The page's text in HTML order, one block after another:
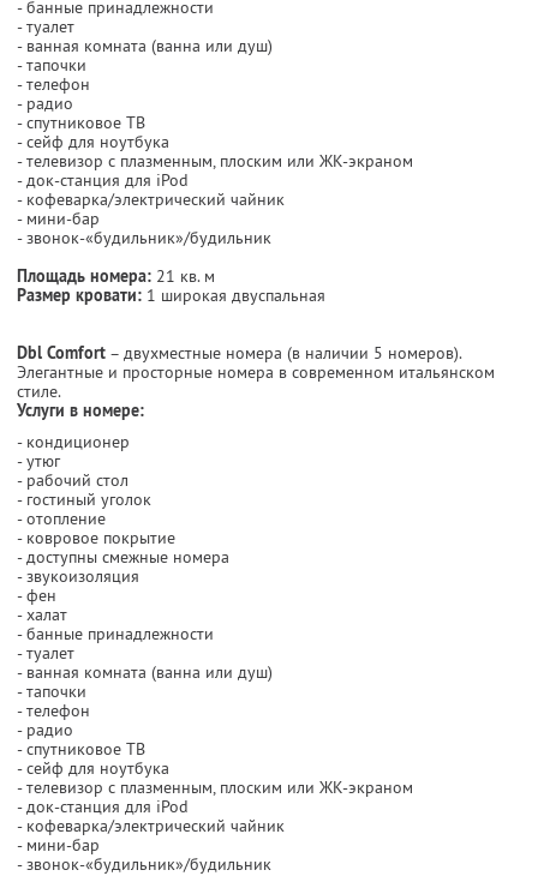
- банные принадлежности
- туалет
- ванная комната (ванна или душ)
- тапочки
- телефон
- радио
- спутниковое ТВ
- сейф для ноутбука
- телевизор с плазменным, плоским или ЖК-экраном
- док-станция для iPod
- кофеварка/электрический чайник
- мини-бар
- звонок-«будильник»/будильник
Площадь номера: 21 кв. м
Размер кровати: 1 широкая двуспальная
Dbl Comfort – двухместные номера (в наличии 5 номеров).
Элегантные и просторные номера в современном итальянском
стиле.
Услуги в номере:
- кондиционер
- утюг
- рабочий стол
- гостиный уголок
- отопление
- ковровое покрытие
- доступны смежные номера
- звукоизоляция
- фен
- халат
- банные принадлежности
- туалет
- ванная комната (ванна или душ)
- тапочки
- телефон
- радио
- спутниковое ТВ
- сейф для ноутбука
- телевизор с плазменным, плоским или ЖК-экраном
- док-станция для iPod
- кофеварка/электрический чайник
- мини-бар
- звонок-«будильник»/будильник